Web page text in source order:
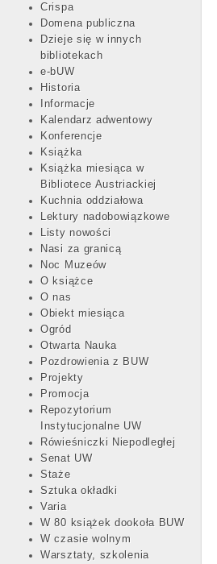
Crispa
Domena publiczna
Dzieje się w innych
bibliotekach
e-bUW
Historia
Informacje
Kalendarz adwentowy
Konferencje
Książka
Książka miesiąca w
Bibliotece Austriackiej
Kuchnia oddziałowa
Lektury nadobowiązkowe
Listy nowości
Nasi za granicą
Noc Muzeów
O książce
O nas
Obiekt miesiąca
Ogród
Otwarta Nauka
Pozdrowienia z BUW
Projekty
Promocja
Repozytorium
Instytucjonalne UW
Rówieśniczki Niepodległej
Senat UW
Staże
Sztuka okładki
Varia
W 80 książek dookoła BUW
W czasie wolnym
Warsztaty, szkolenia